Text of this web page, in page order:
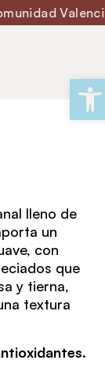
lleno de
un
con
que
y tierna,
textura